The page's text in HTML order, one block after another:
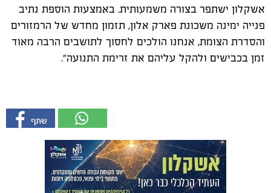
אשקלון ישתפר בצורה משמעותית. באמצעות הוספת נתיב
פנייה ימינה משכונת פארק אלון, תזמון מחדש של הרמזורים
והסדרת הצומת, אנחנו הולכים לחסוך לתושבים הרבה מאוד
זמן בכבישים ולהקל עליהם את זרימת התנועה".